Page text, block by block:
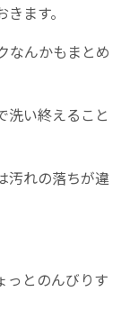
ます。
なんかもまとめ
洗い終えること
汚れの落ちが違
っとのんびりす